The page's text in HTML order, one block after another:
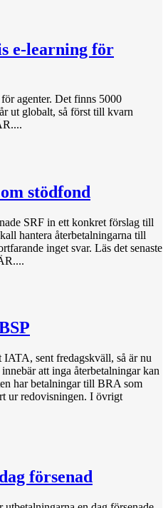
e-learning för
agenter. Det finns 5000
ut globalt, så först till kvarn
stödfond
SRF in ett konkret förslag till
hantera återbetalningarna till
inget svar. Läs det senaste
sent fredagskväll, så är nu
att inga återbetalningar kan
har betalningar till BRA som
ur redovisningen. I övrigt
försenad